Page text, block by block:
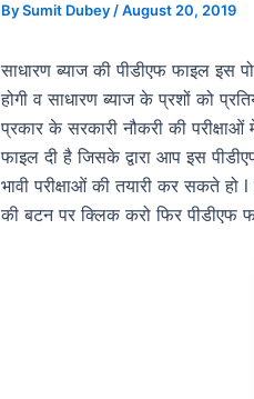
BySumit Dubey /August 20, 2019
साधारण ब्याज की पीडीएफ फाइल इस
होगी व साधारण ब्याज के प्रशों को
प्रकार के सरकारी नौकरी की
फाइल दी है जिसके द्वारा आप इस
भावी परीक्षाओं की तयारी कर सकते
की बटन पर क्लिक करो फिर पीडीएफ